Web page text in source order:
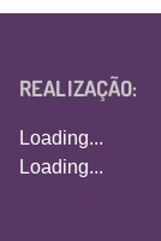
REALIZAÇÃO:
Loading...
Loading...